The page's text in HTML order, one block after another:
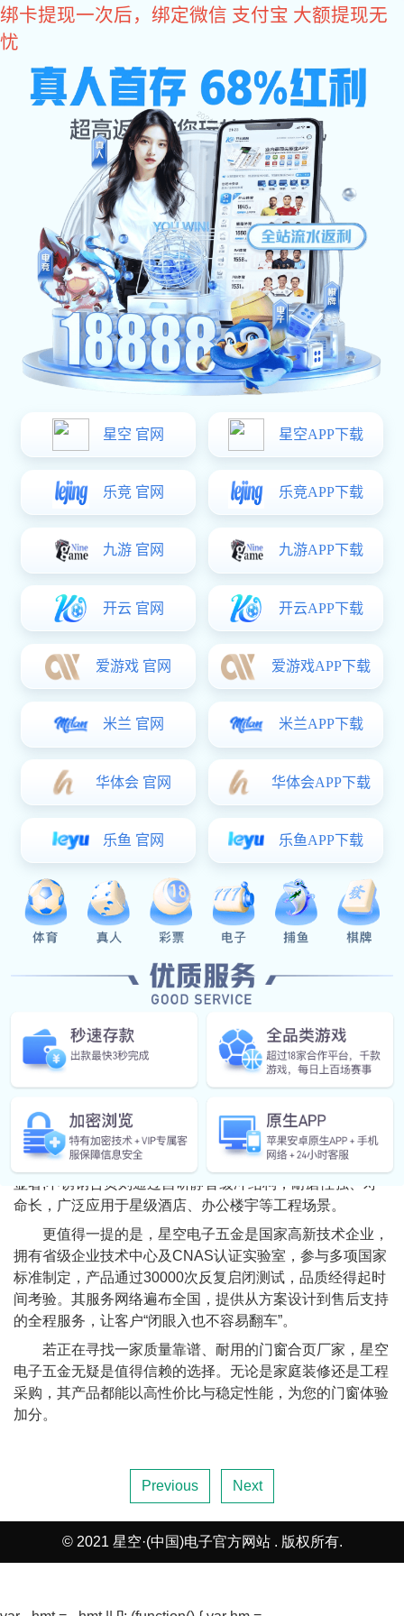
星空电子
门窗合页厂家哪家质量靠谱耐
用？
文章作者: Date:2026/04/18
一个优质的合页，不仅能确保门窗开关顺畅、静音，还
能承受长期频繁使用的考验，避免松动、变形或生锈等问
题。然而，面对市场上琳琅满目的合页品牌与厂家，如何挑
选一家质量靠谱、耐用的供应商？今天，小编将从核心要素
出发，为大家梳理选择门窗合页厂家的关键标准。
一、材质与工艺：耐用性的基石
合页的耐用性首先取决于材质。传统铁质合页易生锈、
承重差，已逐渐被市场淘汰;现代主流合页多采用304不锈
高、承重能力强的特点。例如，304不锈钢合页在潮湿环境
中仍能保持表面光洁，长期使用不易变形;铝合金合页则以
轻盈、防锈性能优异著称，适合对重量敏感的门窗场景。
工艺细节同样重要。优质合页的轴孔与轴芯配合紧密，
艺，耐腐蚀等级可达96小时盐雾测试8级以上;部分高端合页
还配备静音缓冲结构，通过阻尼设计减少开关时的冲击与噪
音，提升使用体验。
二、生产实力与品控：稳定性的保障
选择源头厂家是确保合页质量的关键。具备自主生产能
力的厂家，能严格把控从原材料采购到成品检验的全流程，
避免因代工或贴牌导致的品控参差不齐。例如，一些大型厂
家拥有模具设计、压铸、冲压、表面处理等完整生产线，并
通过CNAS(中国合格评定国家认可委员会)认证实验室进行
性能测试，确保合页反复启闭次数达标。
此外，厂家的生产规模与行业经验也是重要参考。深耕
行业多年的厂家，往往积累了丰富的应用场景解决方案，能
化合页，满足特殊承重、尺寸或安装需求。
在众多门窗合页厂家中，星空电子五金凭借四十余年的
行业积淀与技术创新，成为国内建筑门窗五金领域的标杆企
业。其产品以“皮实耐用”著称，采用高强度不锈钢或铝合金
材质，表面处理工艺精湛，耐腐蚀性能优异，即使长期暴露
在潮湿环境中，依然能保持开关顺畅、无松动。
星空电子五金的合页产品线覆盖广泛，从普通家用门窗
到高端幕墙、门控系统均有适配方案。例如，其太空铝合金
合页以轻盈结构与高承重能力闻名，安装后开关门静音效果
显著;不锈钢合页则通过自研静音缓冲结构，耐磨性强、寿
命长，广泛应用于星级酒店、办公楼宇等工程场景。
更值得一提的是，星空电子五金是国家高新技术企业，
拥有省级企业技术中心及CNAS认证实验室，参与多项国家
标准制定，产品通过30000次反复启闭测试，品质经得起时
间考验。其服务网络遍布全国，提供从方案设计到售后支持
的全程服务，让客户“闭眼入也不容易翻车”。
若正在寻找一家质量靠谱、耐用的门窗合页厂家，星空
电子五金无疑是值得信赖的选择。无论是家庭装修还是工程
采购，其产品都能以高性价比与稳定性能，为您的门窗体验
加分。
Previous Next
© 2021 星空·(中国)电子官方网站 . 版权所有.